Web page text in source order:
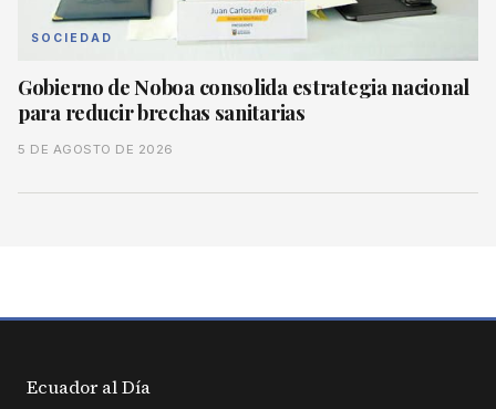
SOCIEDAD
Gobierno de Noboa consolida estrategia nacional
para reducir brechas sanitarias
5 DE AGOSTO DE 2026
Ecuador alDía